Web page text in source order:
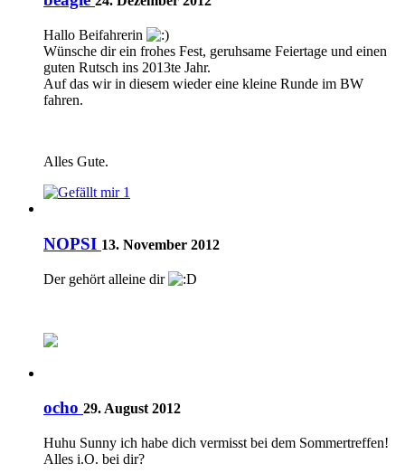
Hallo Beifahrerin
Wünsche dir ein frohes Fest, geruhsame Feiertage und einen
guten Rutsch ins 2013te Jahr.
Auf das wir in diesem wieder eine kleine Runde im BW
fahren.
Alles Gute.
1
NOPSI 13. November 2012
Der gehört alleine dir
ocho 29. August 2012
Huhu Sunny ich habe dich vermisst bei dem Sommertreffen!
Alles i.O. bei dir?